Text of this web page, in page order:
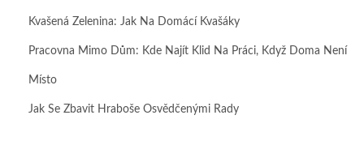
Kvašená Zelenina: Jak Na Domácí Kvašáky
Pracovna Mimo Dům: Kde Najít Klid Na Práci, Když Doma Není
Místo
Jak Se Zbavit Hraboše Osvědčenými Rady